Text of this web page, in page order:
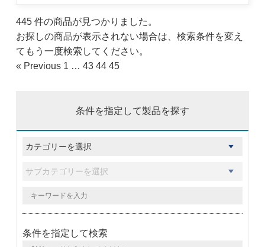
445 件の商品が見つかりました。
お探しの商品が表示されない場合は、検索条件を変え
てもう一度検索してください。
« Previous 1 … 43 44 45
条件を指定して製品を探す
条件を指定して検索